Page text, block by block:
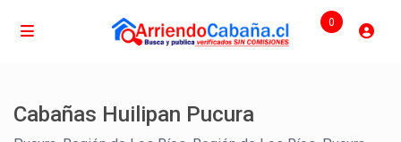
0
Cabañas Huilipan Pucura